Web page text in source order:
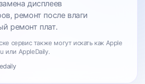
дисплеев
ремонт после влаги
ремонт плат.
сервис также могут искать как Apple
или AppleDaily.